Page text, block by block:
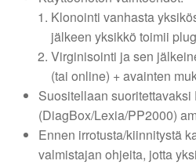
Klonointi vanhasta
jälkeen yksikkö toimii
Virginisointi ja sen
(tai online) + avainten
Suositellaan
(DiagBox/Lexia/PP2000)
Ennen irrotusta/kiinnitystä
valmistajan ohjeita, jotta